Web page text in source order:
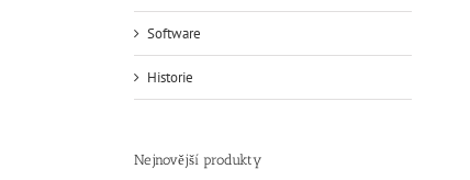
Software
Historie
Nejnovější produkty